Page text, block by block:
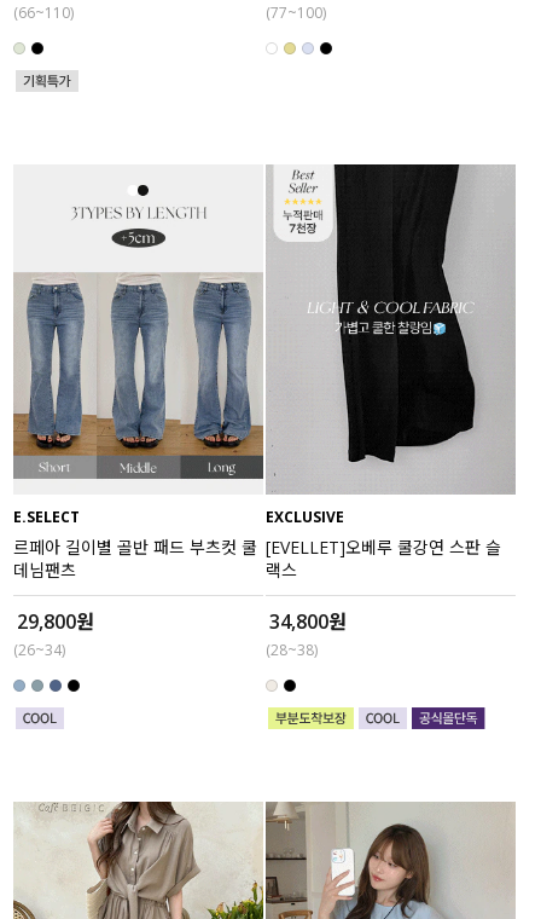
(66~110) (77~100)
E.SELECT
르페아 길이별 골반 패드 부츠컷 쿨
데님팬츠
29,800원
(26~34)
EXCLUSIVE
[EVELLET]오베루 쿨강연 스판 슬
랙스
34,800원
(28~38)